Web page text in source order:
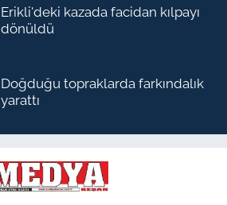
Erikli'deki kazada facidan kılpayı
dönüldü
Doğduğu topraklarda farkındalık
yarattı